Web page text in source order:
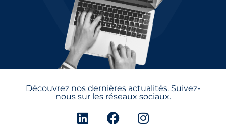
Découvrez nos dernières actualités. Suivez-
nous sur les réseaux sociaux.